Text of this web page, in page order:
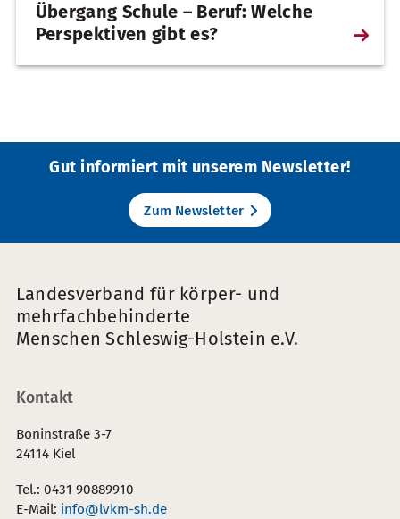
Übergang Schule – Beruf: Welche
Perspektiven gibt es?
Gut informiert mit unserem Newsletter!
Zum Newsletter
Landesverband für körper- und
mehrfachbehinderte
Menschen Schleswig-Holstein e.V.
Kontakt
Boninstraße 3-7
24114 Kiel
Tel.: 0431 90889910
E-Mail: info@lvkm-sh.de